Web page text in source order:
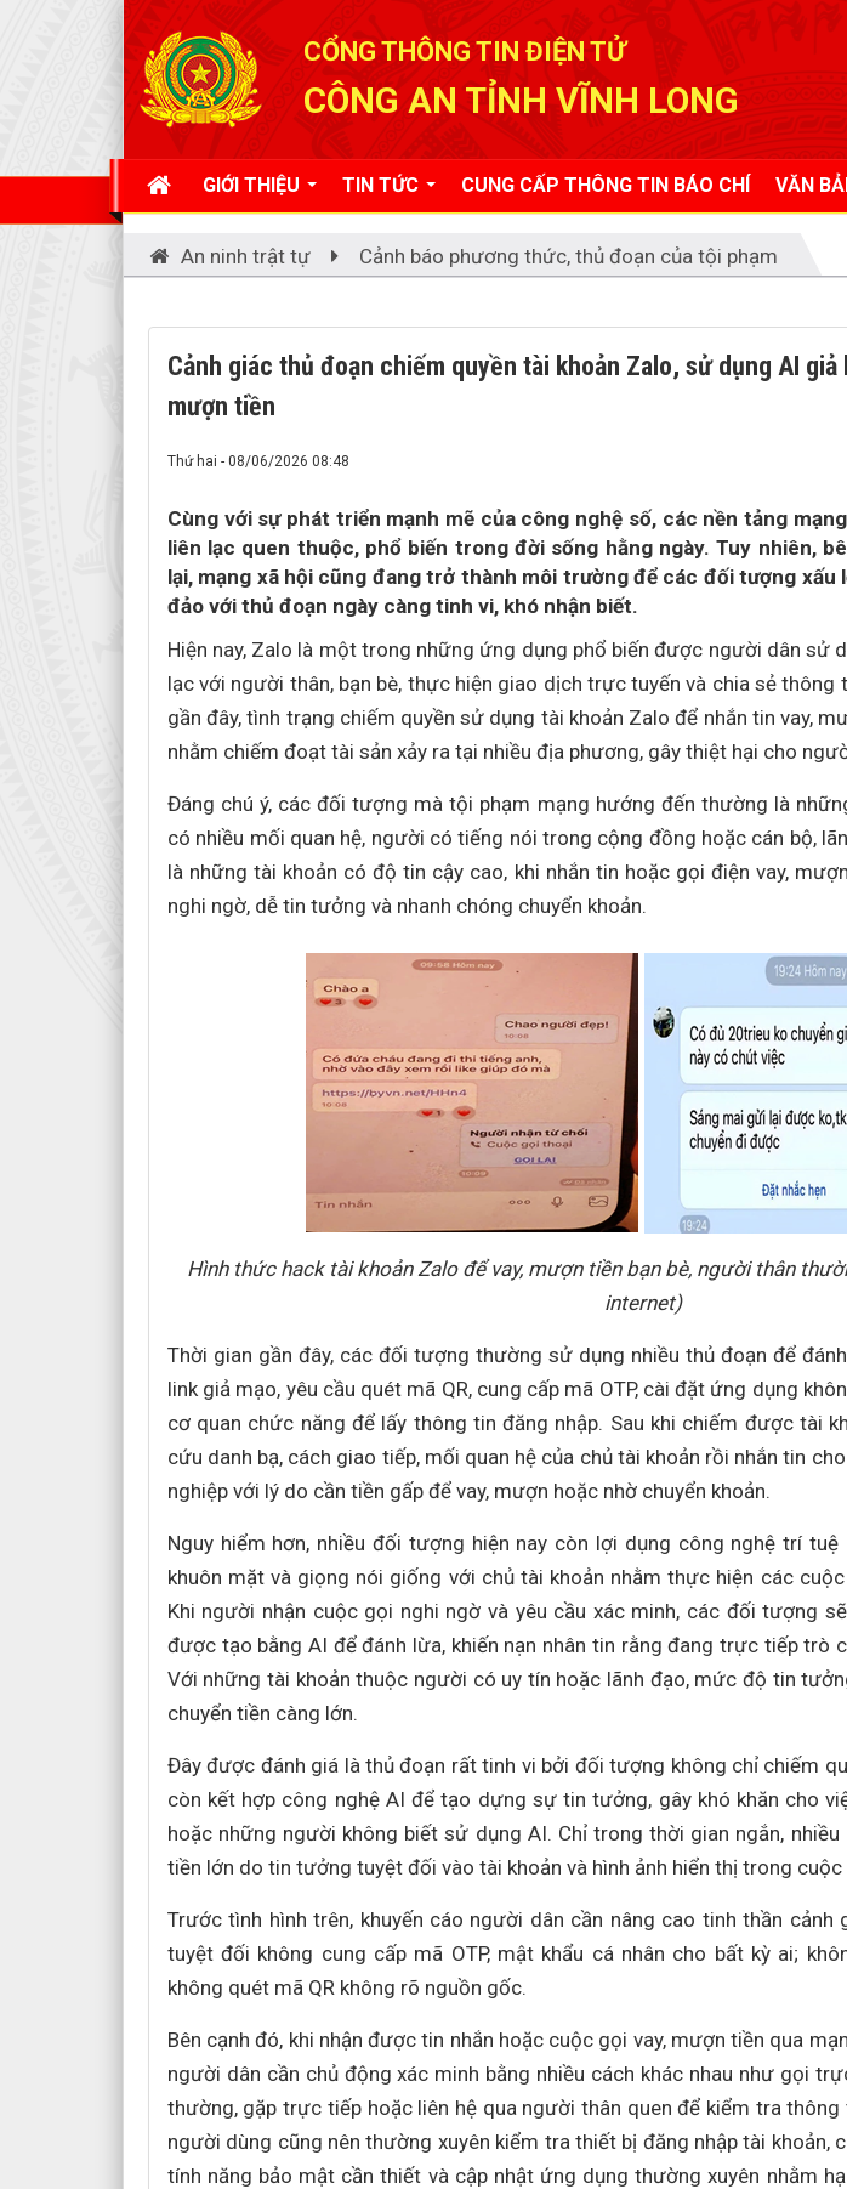
CỔNG THÔNG TIN ĐIỆN TỬ
CÔNG AN TỈNH VĨNH LONG
GIỚI THIỆU TIN TỨC CUNG CẤP THÔNG TIN BÁO CHÍ VĂN
An ninh trật tự Cảnh báo phương thức, thủ đoạn của tội phạm
Cảnh giác thủ đoạn chiếm quyền tài khoản Zalo, sử dụng AI
mượn tiền
Thứ hai - 08/06/2026 08:48
Cùng với sự phát triển mạnh mẽ của công nghệ số, các nền tảng
liên lạc quen thuộc, phổ biến trong đời sống hằng ngày. Tuy nhiên,
lại, mạng xã hội cũng đang trở thành môi trường để các đối tượng xấu
đảo với thủ đoạn ngày càng tinh vi, khó nhận biết.
Hiện nay, Zalo là một trong những ứng dụng phổ biến được người dân sử
lạc với người thân, bạn bè, thực hiện giao dịch trực tuyến và chia sẻ thông
gần đây, tình trạng chiếm quyền sử dụng tài khoản Zalo để nhắn tin vay,
nhằm chiếm đoạt tài sản xảy ra tại nhiều địa phương, gây thiệt hại cho
Đáng chú ý, các đối tượng mà tội phạm mạng hướng đến thường là
có nhiều mối quan hệ, người có tiếng nói trong cộng đồng hoặc cán bộ,
là những tài khoản có độ tin cậy cao, khi nhắn tin hoặc gọi điện vay,
nghi ngờ, dễ tin tưởng và nhanh chóng chuyển khoản.
Hình thức hack tài khoản Zalo để vay, mượn tiền bạn bè, người thân
internet)
Thời gian gần đây, các đối tượng thường sử dụng nhiều thủ đoạn để
link giả mạo, yêu cầu quét mã QR, cung cấp mã OTP, cài đặt ứng dụng
cơ quan chức năng để lấy thông tin đăng nhập. Sau khi chiếm được tài
cứu danh bạ, cách giao tiếp, mối quan hệ của chủ tài khoản rồi nhắn tin
nghiệp với lý do cần tiền gấp để vay, mượn hoặc nhờ chuyển khoản.
Nguy hiểm hơn, nhiều đối tượng hiện nay còn lợi dụng công nghệ trí
khuôn mặt và giọng nói giống với chủ tài khoản nhằm thực hiện các
Khi người nhận cuộc gọi nghi ngờ và yêu cầu xác minh, các đối tượng
được tạo bằng AI để đánh lừa, khiến nạn nhân tin rằng đang trực tiếp trò
Với những tài khoản thuộc người có uy tín hoặc lãnh đạo, mức độ tin
chuyển tiền càng lớn.
Đây được đánh giá là thủ đoạn rất tinh vi bởi đối tượng không chỉ chiếm
còn kết hợp công nghệ AI để tạo dựng sự tin tưởng, gây khó khăn cho
hoặc những người không biết sử dụng AI. Chỉ trong thời gian ngắn,
tiền lớn do tin tưởng tuyệt đối vào tài khoản và hình ảnh hiển thị trong
Trước tình hình trên, khuyến cáo người dân cần nâng cao tinh thần cảnh
tuyệt đối không cung cấp mã OTP, mật khẩu cá nhân cho bất kỳ ai;
không quét mã QR không rõ nguồn gốc.
Bên cạnh đó, khi nhận được tin nhắn hoặc cuộc gọi vay, mượn tiền qua
người dân cần chủ động xác minh bằng nhiều cách khác nhau như gọi
thường, gặp trực tiếp hoặc liên hệ qua người thân quen để kiểm tra
người dùng cũng nên thường xuyên kiểm tra thiết bị đăng nhập tài khoản,
tính năng bảo mật cần thiết và cập nhật ứng dụng thường xuyên nhằm